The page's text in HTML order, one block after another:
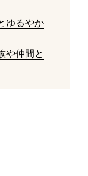
ゆるやか
や仲間と